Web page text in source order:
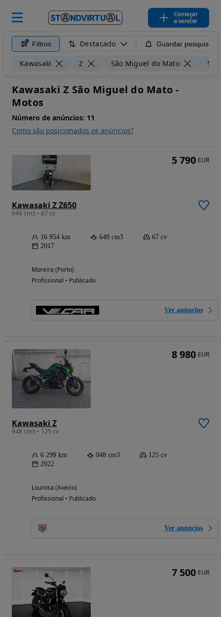
Começar
a vender
Filtros Destacado Guardar pesquisa
Kawasaki Z São Miguel do Mato 50
Kawasaki Z São Miguel do Mato -
Motos
Número de anúncios: 11
Como são posicionados os anúncios?
Kawasaki Z Z650
649 cm3 • 67 cv
16 854 km 649 cm3
67 cv
2017
Moreira (Porto)
Profissional • Publicado
Ver anúncios
5 790 EUR
Kawasaki Z
948 cm3 • 125 cv
6 299 km 948 cm3
125 cv
2022
Lourosa (Aveiro)
Profissional • Publicado
Ver anúncios
8 980 EUR
7 500 EUR